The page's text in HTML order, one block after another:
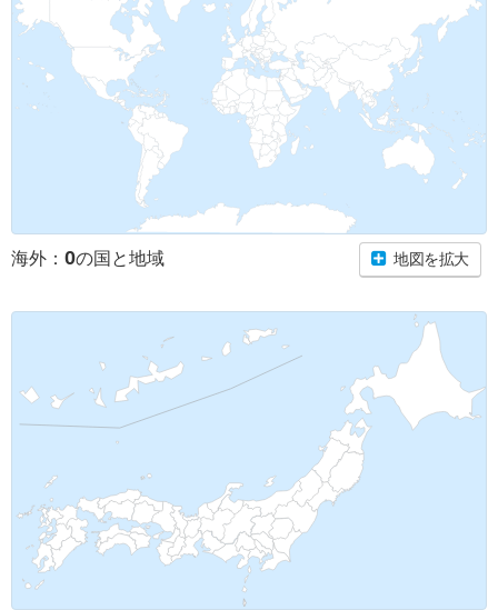
海外： 0の国と地域 地図を拡大